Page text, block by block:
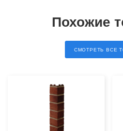
Похожие
СМОТРЕТЬ ВСЕ